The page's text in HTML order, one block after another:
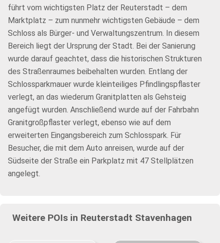
führt vom wichtigsten Platz der Reuterstadt – dem
Marktplatz – zum nunmehr wichtigsten Gebäude – dem
Schloss als Bürger- und Verwaltungszentrum. In diesem
Bereich liegt der Ursprung der Stadt. Bei der Sanierung
wurde darauf geachtet, dass die historischen Strukturen
des Straßenraumes beibehalten wurden. Entlang der
Schlossparkmauer wurde kleinteiliges Pfindlingspflaster
verlegt, an das wiederum Granitplatten als Gehsteig
angefügt wurden. Anschließend wurde auf der Fahrbahn
Granitgroßpflaster verlegt, ebenso wie auf dem
erweiterten Eingangsbereich zum Schlosspark. Für
Besucher, die mit dem Auto anreisen, wurde auf der
Südseite der Straße ein Parkplatz mit 47 Stellplätzen
angelegt.
Weitere POIs in Reuterstadt Stavenhagen